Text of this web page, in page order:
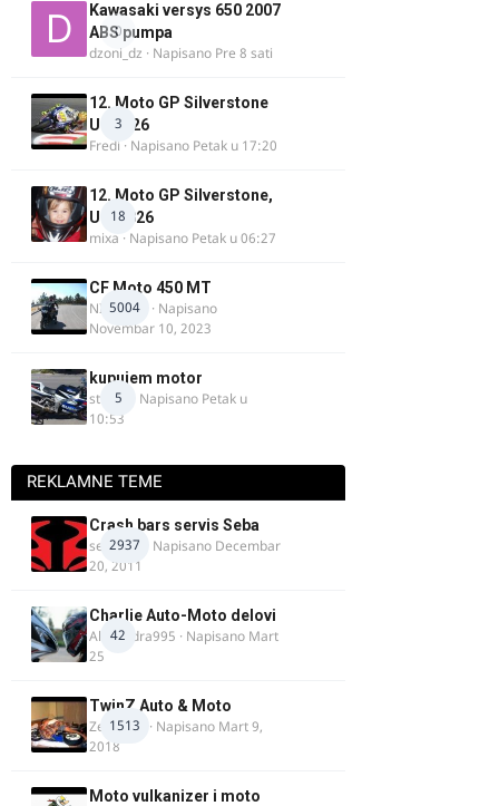
0
Kawasaki versys 650 2007
ABS pumpa
dzoni_dz · Napisano Pre 8 sati
3
12. Moto GP Silverstone
UK 2026
Fredi · Napisano Petak u 17:20
18
12. Moto GP Silverstone,
UK, 2026
mixa · Napisano Petak u 06:27
5004
CF Moto 450 MT
NIKOLA 1
· Napisano
Novembar 10, 2023
5
kupujem motor
strugo · Napisano Petak u
10:53
REKLAMNE TEME
2937
Crash bars servis Seba
seba011 · Napisano Decembar
20, 2011
42
Charlie Auto-Moto delovi
Alexandra995 · Napisano Mart
25
1513
TwinZ Auto & Moto
Zeljkamp · Napisano Mart 9,
2018
Moto vulkanizer i moto